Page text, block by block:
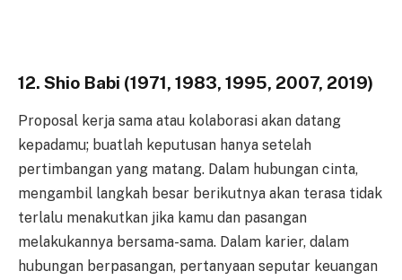
12. Shio Babi (1971, 1983, 1995, 2007, 2019)
Proposal kerja sama atau kolaborasi akan datang
kepadamu; buatlah keputusan hanya setelah
pertimbangan yang matang. Dalam hubungan cinta,
mengambil langkah besar berikutnya akan terasa tidak
terlalu menakutkan jika kamu dan pasangan
melakukannya bersama-sama. Dalam karier, dalam
hubungan berpasangan, pertanyaan seputar keuangan